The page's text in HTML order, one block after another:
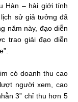
Hàn – hài giới tính
sử giả tưởng đã
năm này, đạo diễn
trao giải đạo diễn
có doanh thu cao
người xem, cao
3” chỉ thu hơn 5